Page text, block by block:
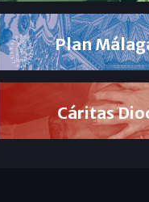
Plan
Cáritas